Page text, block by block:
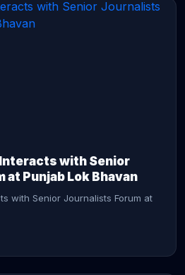
with Senior
Punjab Lok Bhavan
with Senior Journalists Forum at